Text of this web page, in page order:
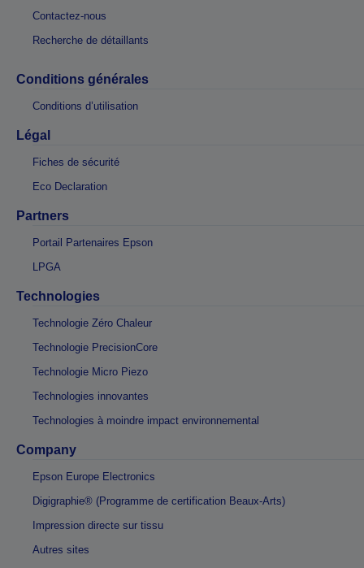
Contactez-nous
Recherche de détaillants
Conditions générales
Conditions d’utilisation
Légal
Fiches de sécurité
Eco Declaration
Partners
Portail Partenaires Epson
LPGA
Technologies
Technologie Zéro Chaleur
Technologie PrecisionCore
Technologie Micro Piezo
Technologies innovantes
Technologies à moindre impact environnemental
Company
Epson Europe Electronics
Digigraphie® (Programme de certification Beaux-Arts)
Impression directe sur tissu
Autres sites